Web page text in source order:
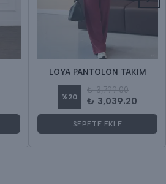
LOYA PANTOLON TAKIM
%20
₺ 3,799.00
₺ 3,039.20
SEPETE EKLE